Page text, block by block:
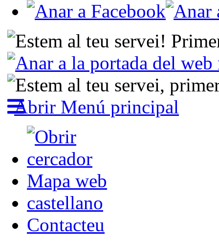
Abrir Menú principal
Mapa web
castellano
Contacteu